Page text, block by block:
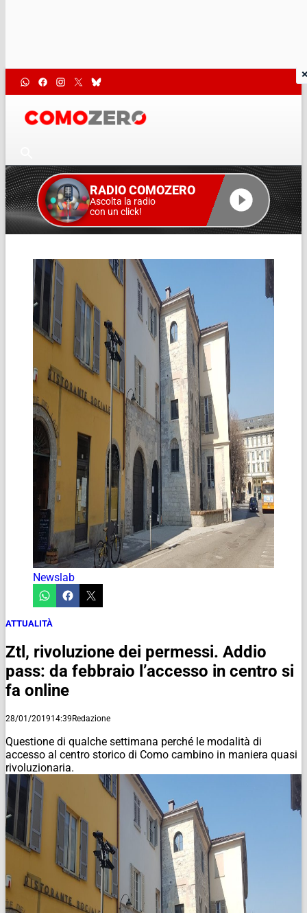
RADIO COMOZERO
Ascolta la radio
con un click!
Newslab
ATTUALITÀ
Ztl, rivoluzione dei permessi. Addio
pass: da febbraio l’accesso in centro si
fa online
28/01/201914:39Redazione
Questione di qualche settimana perché le modalità di
accesso al centro storico di Como cambino in maniera quasi
rivoluzionaria.